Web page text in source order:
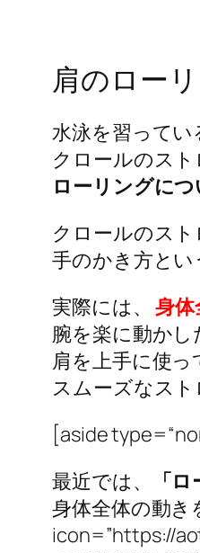
肩のロー
水泳を習ってい
クロールのスト
ローリングに
クロールのスト
手のかき方とい
実際には、身体
腕を楽に動かし
肩を上手に使
スムーズなスト
[asidetype=
最近では、
「
身体全体の動
icon=”https://